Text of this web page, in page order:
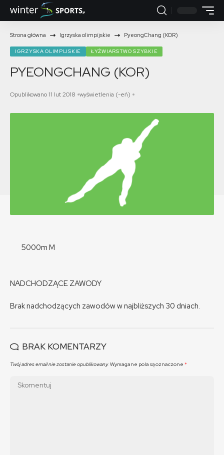
Strona główna Igrzyska olimpijskie PyeongChang (KOR)
IGRZYSKA OLIMPIJSKIE ŁYŻWIARSTWO SZYBKIE
PYEONGCHANG (KOR)
Opublikowano 11 lut 2018 wyświetlenia (-eń)
5000m M
NADCHODZĄCE ZAWODY
Brak nadchodzących zawodów w najbliższych 30 dniach.
BRAK KOMENTARZY
Twój adres email nie zostanie opublikowany. Wymagane pola są oznaczone *